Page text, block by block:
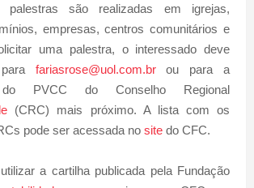
palestras são realizadas em igrejas,
empresas, centros comunitários e
uma palestra, o interessado deve
fariasrose@uol.com.brou para a
do PVCC do Conselho Regional
(CRC) mais próximo. A lista com os
pode ser acessada no site do CFC.
a cartilha publicada pela Fundação